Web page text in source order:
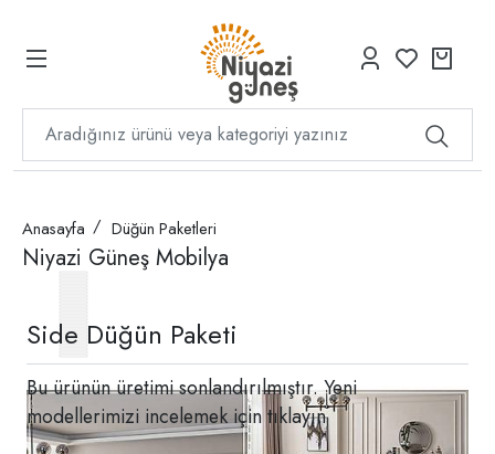
Anasayfa Düğün Paketleri
Niyazi Güneş Mobilya
Side Düğün Paketi
Bu ürünün üretimi sonlandırılmıştır. Yeni
modellerimizi incelemek içintıklayın